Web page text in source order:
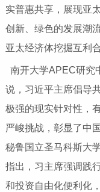
实普惠共享，展现亚
创新、绿色的发展潮
亚太经济体挖掘互利
南开大学APEC研究
说，习近平主席倡导
极强的现实针对性，
严峻挑战，彰显了中
秘鲁国立圣马科斯大
指出，习主席强调践
和投资自由化便利化